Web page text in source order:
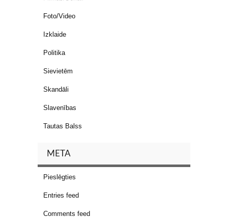
Foto/Video
Izklaide
Politika
Sievietēm
Skandāli
Slavenības
Tautas Balss
META
Pieslēgties
Entries feed
Comments feed